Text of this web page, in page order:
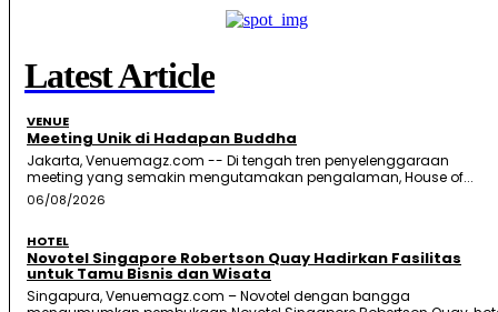
Latest Article
VENUE
Meeting Unik di Hadapan Buddha
Jakarta, Venuemagz.com -- Di tengah tren penyelenggaraan
meeting yang semakin mengutamakan pengalaman, House of...
06/08/2026
HOTEL
Novotel Singapore Robertson Quay Hadirkan Fasilitas
untuk Tamu Bisnis dan Wisata
Singapura, Venuemagz.com – Novotel dengan bangga